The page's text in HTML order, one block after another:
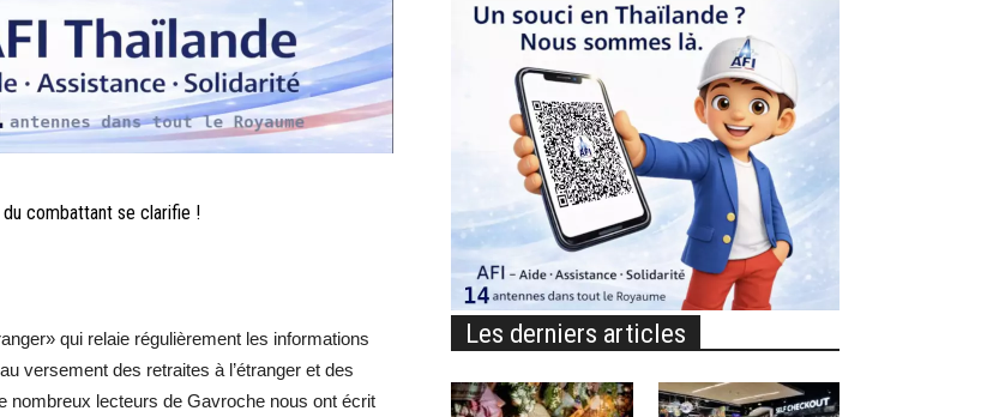
Thaïlande
combattant se clarifie !
qui relaie régulièrement les informations
versement des retraites à l’étranger et des
nombreux lecteurs de Gavroche nous ont écrit
Les derniers articles